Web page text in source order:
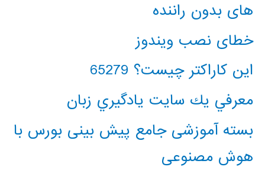
های بدون راننده
خطای نصب ویندوز
این کاراکتر چیست؟ 65279
معرفي يك سايت يادگيري زبان
بسته آموزشی جامع پیش بینی بورس با
هوش مصنوعی